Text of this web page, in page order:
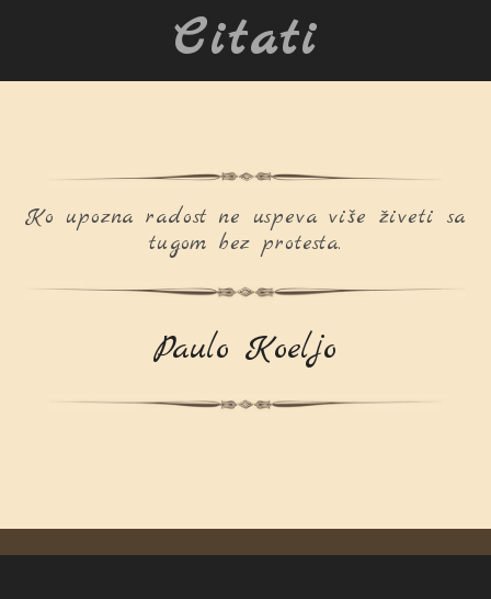
Citati
Ko upozna radost ne uspeva više živeti sa
tugom bez protesta.
Paulo Koeljo